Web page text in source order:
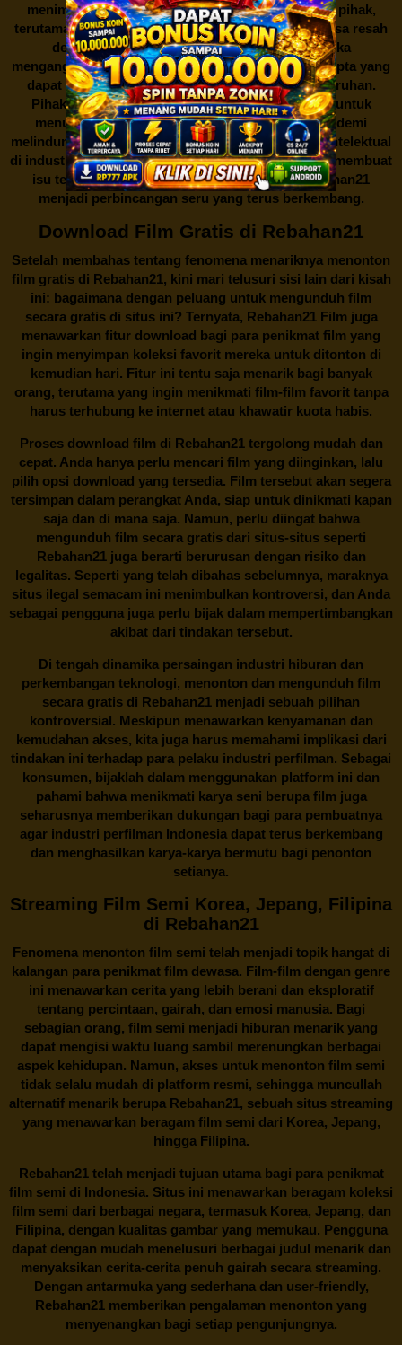
menimbulkan kontroversi di industri film. Banyak pihak,
terutama produsen film dan pemilik hak cipta, merasa resah
dengan maraknya situs-situs seperti ini. Mereka
menganggapnya sebagai bentuk pelanggaran hak cipta yang
dapat merugikan industri perfilman secara keseluruhan.
Pihak berwenang pun turut terlibat dalam upaya untuk
menutup situs-situs ilegal semacam Rebahan21 demi
melindungi keberlangsungan bisnis dan kekayaan intelektual
di industri hiburan. Konflik kepentingan inilah yang membuat
isu tentang menonton film secara gratis diRebahan21
menjadi perbincangan seru yang terus berkembang.
Download Film Gratis di Rebahan21
Setelah membahas tentang fenomena menariknya menonton
film gratis di Rebahan21, kini mari telusuri sisi lain dari kisah
ini: bagaimana dengan peluang untuk mengunduh film
secara gratis di situs ini? Ternyata, Rebahan21 Film juga
menawarkan fitur download bagi para penikmat film yang
ingin menyimpan koleksi favorit mereka untuk ditonton di
kemudian hari. Fitur ini tentu saja menarik bagi banyak
orang, terutama yang ingin menikmati film-film favorit tanpa
harus terhubung ke internet atau khawatir kuota habis.
Proses download film di Rebahan21tergolong mudah dan
cepat. Anda hanya perlu mencari film yang diinginkan, lalu
pilih opsi download yang tersedia. Film tersebut akan segera
tersimpan dalam perangkat Anda, siap untuk dinikmati kapan
saja dan di mana saja. Namun, perlu diingat bahwa
mengunduh film secara gratis dari situs-situs seperti
Rebahan21 juga berarti berurusan dengan risiko dan
legalitas. Seperti yang telah dibahas sebelumnya, maraknya
situs ilegal semacam ini menimbulkan kontroversi, dan Anda
sebagai pengguna juga perlu bijak dalam mempertimbangkan
akibat dari tindakan tersebut.
Di tengah dinamika persaingan industri hiburan dan
perkembangan teknologi, menonton dan mengunduh film
secara gratis di Rebahan21 menjadi sebuah pilihan
kontroversial. Meskipun menawarkan kenyamanan dan
kemudahan akses, kita juga harus memahami implikasi dari
tindakan ini terhadap para pelaku industri perfilman. Sebagai
konsumen, bijaklah dalam menggunakan platform ini dan
pahami bahwa menikmati karya seni berupa film juga
seharusnya memberikan dukungan bagi para pembuatnya
agar industri perfilman Indonesia dapat terus berkembang
dan menghasilkan karya-karya bermutu bagi penonton
setianya.
Streaming Film Semi Korea, Jepang, Filipina
di Rebahan21
Fenomena menonton film semi telah menjadi topik hangat di
kalangan para penikmat film dewasa. Film-film dengan genre
ini menawarkan cerita yang lebih berani dan eksploratif
tentang percintaan, gairah, dan emosi manusia. Bagi
sebagian orang, film semi menjadi hiburan menarik yang
dapat mengisi waktu luang sambil merenungkan berbagai
aspek kehidupan. Namun, akses untuk menonton film semi
tidak selalu mudah di platform resmi, sehingga muncullah
alternatif menarik berupa Rebahan21, sebuah situs streaming
yang menawarkan beragam film semi dari Korea, Jepang,
hingga Filipina.
Rebahan21telah menjadi tujuan utama bagi para penikmat
film semi di Indonesia. Situs ini menawarkan beragam koleksi
film semi dari berbagai negara, termasuk Korea, Jepang, dan
Filipina, dengan kualitas gambar yang memukau. Pengguna
dapat dengan mudah menelusuri berbagai judul menarik dan
menyaksikan cerita-cerita penuh gairah secara streaming.
Dengan antarmuka yang sederhana dan user-friendly,
Rebahan21 memberikan pengalaman menonton yang
menyenangkan bagi setiap pengunjungnya.